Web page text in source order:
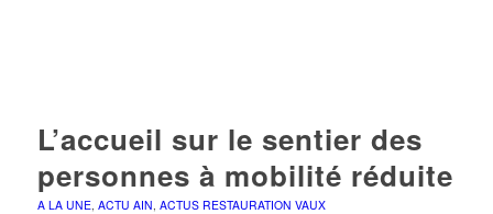
L’accueil sur le sentier des
personnes à mobilité réduite
A LA UNE, ACTU AIN ACTUS RESTAURATION VAUX